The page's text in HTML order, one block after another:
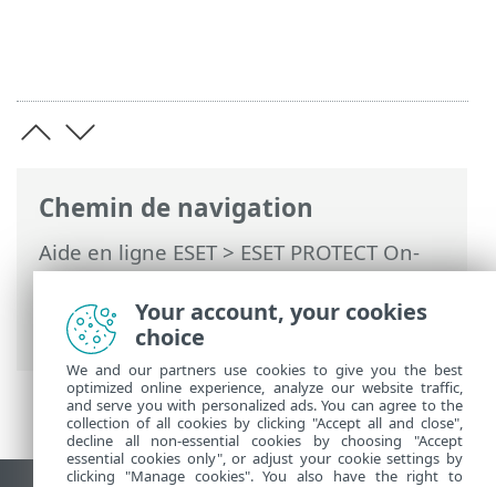
Chemin de navigation
Aide en ligne ESET>ESET PROTECT On-
Prem>Commencer>Console Web ESET
PROTECT
> Filtres et personnalisation de
la mise en page
Your account, your cookies
choice
We and our partners use cookies to give you the best
optimized online experience, analyze our website traffic,
and serve you with personalized ads. You can agree to the
collection of all cookies by clicking "Accept all and close",
decline all non-essential cookies by choosing "Accept
essential cookies only", or adjust your cookie settings by
clicking "Manage cookies". You also have the right to